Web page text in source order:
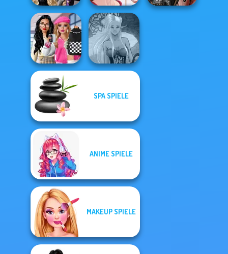
Alice and
Friends:
Enchanted W...
Portrait Maker
Bab's Back to
School Style
Cha...
Dark Mage
SPA SPIELE
ANIME SPIELE
MAKEUP SPIELE